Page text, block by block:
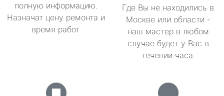
полную информацию.
Назначат цену ремонта и
время работ.
Где Вы не находились в
Москве или области -
наш мастер в любом
случае будет у Вас в
течении часа.